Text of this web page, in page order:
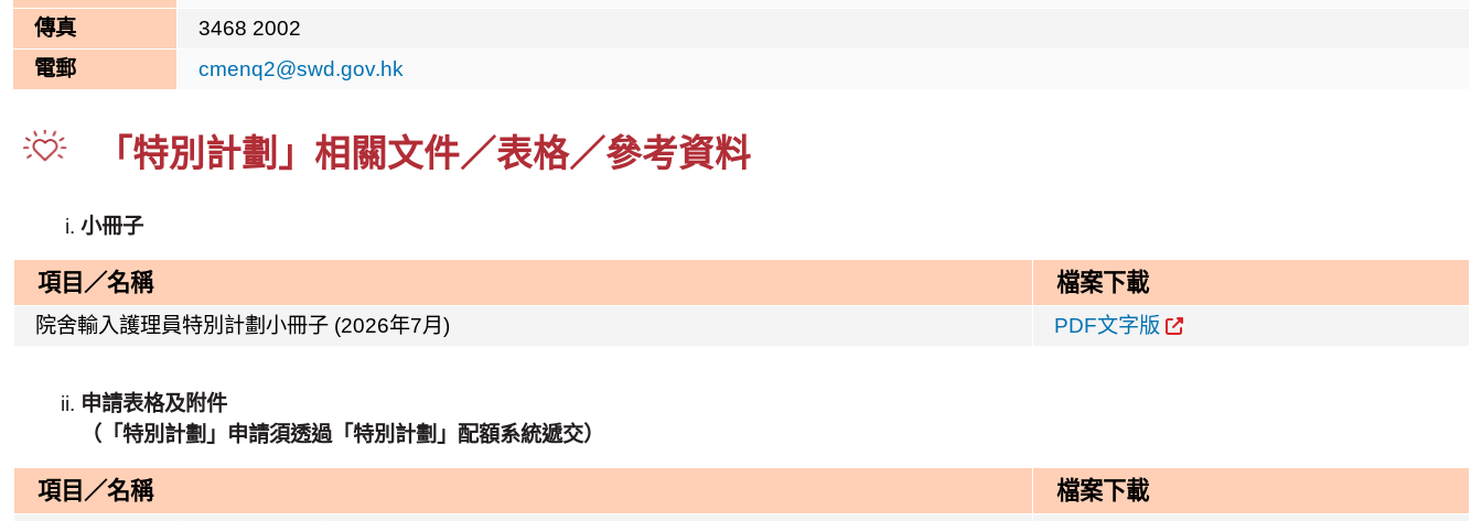
傳真
3468 2002
電郵
cmenq2@swd.gov.hk
「特別計劃」相關文件／表格／參考資料
小冊子
項目／名稱 檔案下載
院舍輸入護理員特別計劃小冊子 (2026年7月) PDF文字版
申請表格及附件
（「特別計劃」申請須透過「特別計劃」配額系統遞交）
項目／名稱 檔案下載